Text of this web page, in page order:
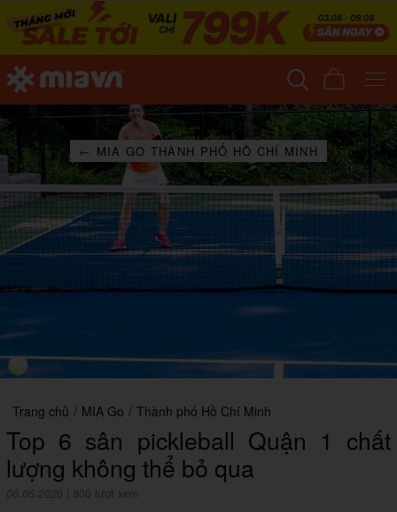
← MIA GO THÀNH PHỐ HỒ CHÍ MINH
Trang chủ / MIA Go / Thành phố Hồ Chí Minh
Top 6 sân pickleball Quận 1 chất
lượng không thể bỏ qua
06.05.2026 800 lượt xem